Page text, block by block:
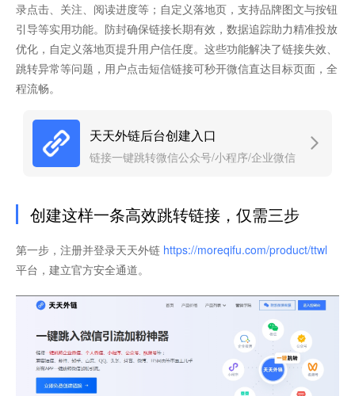
录点击、关注、阅读进度等；自定义落地页，支持品牌图文与按钮
引导等实用功能。防封确保链接长期有效，数据追踪助力精准投放
优化，自定义落地页提升用户信任度。这些功能解决了链接失效、
跳转异常等问题，用户点击短信链接可秒开微信直达目标页面，全
程流畅。
天天外链后台创建入口
链接一键跳转微信公众号/小程序/企业微信
创建这样一条高效跳转链接，仅需三步
第一步，注册并登录天天外链 https://moreqifu.com/product/ttwl
平台，建立官方安全通道。